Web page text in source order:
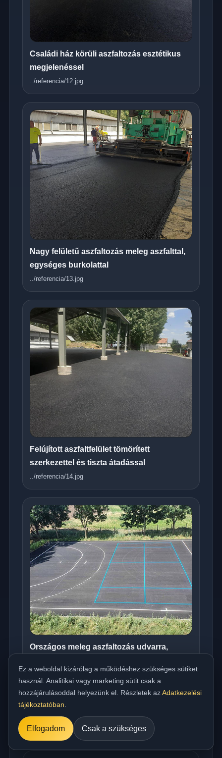
Családi ház körüli aszfaltozás esztétikus
megjelenéssel
../referencia/12.jpg
Nagy felületű aszfaltozás meleg aszfalttal,
egységes burkolattal
../referencia/13.jpg
Felújított aszfaltfelület tömörített
szerkezettel és tiszta átadással
../referencia/14.jpg
Országos meleg aszfaltozás udvarra,
Műszaki FAQ
Ez a weboldal kizárólag a működéshez szükséges sütiket
használ. Analitikai vagy marketing sütit csak a
hozzájárulásoddal helyezünk el. Részletek azAdatkezelési
tájékoztatóban
Elfogadom Csak a szükséges